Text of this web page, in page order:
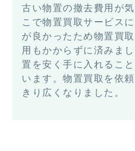
古い物置の撤去費用が
こで物置買取サービス
が良かったため物置買
用もかからずに済みま
置を安く手に入れるこ
います。物置買取を依
きり広くなりました。